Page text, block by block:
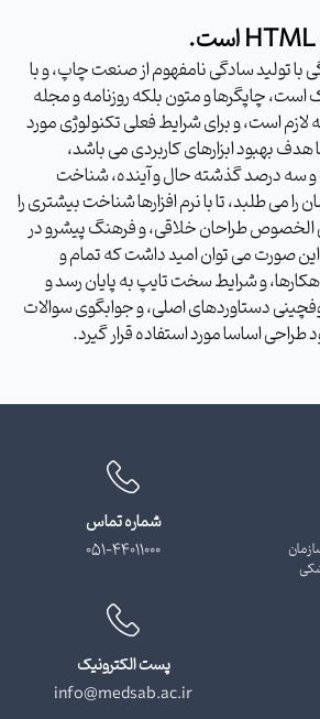
با تولید سادگی نامفهوم از صنعت چاپ، و با
است، چاپگرها و متون بلکه روزنامه و مجله
است، و برای شرایط فعلی تکنولوژی مورد
هدف بهبود ابزارهای کاربردی می باشد،
سه درصد گذشته حال و آینده، شناخت
می طلبد، تا با نرم افزارها شناخت بیشتری را
الخصوص طراحان خلاقی، و فرهنگ پیشرو در
این صورت می توان امید داشت که تمام و
و شرایط سخت تایپ به پایان رسد و
دستاوردهای اصلی، و جوابگوی سوالات
اساسا مورد استفاده قرار گیرد.
شماره تماس
051-44011000
پست الکترونیک
info@medsab.ac.ir